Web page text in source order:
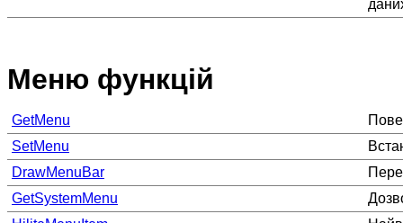
Меню функцій
GetMenu
SetMenu
DrawMenuBar
GetSystemMenu